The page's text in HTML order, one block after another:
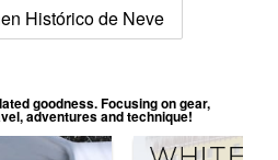
Histórico de Neve